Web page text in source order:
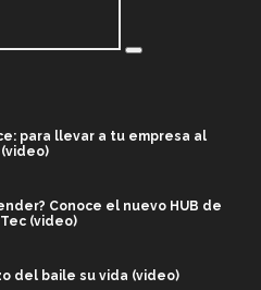
para llevar a tu empresa al
Conoce el nuevo HUB de
(video)
del baile su vida (video)